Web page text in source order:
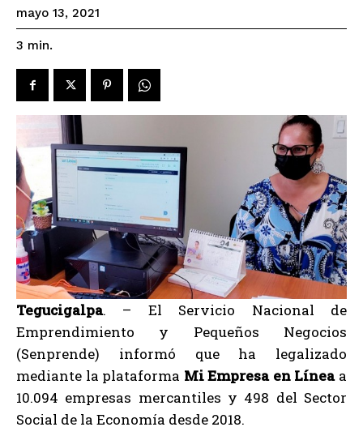
mayo 13, 2021
3 min.
Tegucigalpa. – El Servicio Nacional de
Emprendimiento y Pequeños Negocios
(Senprende) informó que ha legalizado
mediante la plataforma Mi Empresa en Líneaa
10.094 empresas mercantiles y 498 del Sector
Social de la Economía desde 2018.